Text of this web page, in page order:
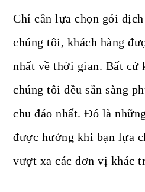
Chỉ cần lựa chọn gói
chúng tôi, khách hàng
nhất về thời gian. Bất cứ
chúng tôi đều sẵn sàng
chu đáo nhất. Đó là
được hưởng khi bạn lựa
vượt xa các đơn vị khác